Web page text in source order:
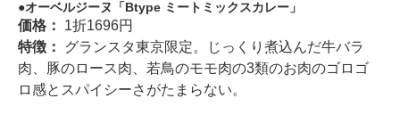
オーベルジーヌ「Btype ミートミックスカレー」
価格： 1折1696円
特徴： グランスタ東京限定。じっくり煮込んだ牛バラ
肉、豚のロース肉、若鳥のモモ肉の3類のお肉のゴロゴ
ロ感とスパイシーさがたまらない。